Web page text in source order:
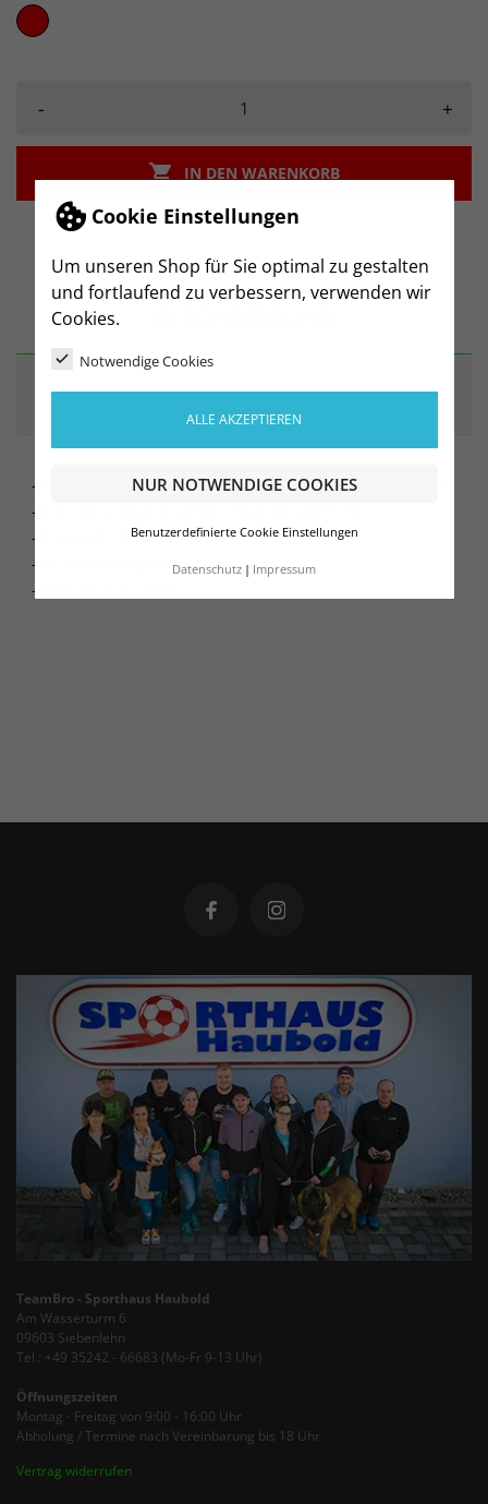
Cookie Einstellungen
Um unseren Shop für Sie optimal zu gestalten
und fortlaufend zu verbessern, verwenden wir
Cookies.
Notwendige Cookies
ALLE AKZEPTIEREN
NUR NOTWENDIGE COOKIES
Benutzerdefinierte Cookie Einstellungen
Datenschutz Impressum
rot
- +
 IN DEN WARENKORB
ARTIKELDETAILS
- Frottiertuch aus 94% Baumwolle, 6% Polyester (Bordüre)
- Mit bedruckbarer weißer Polyester-Bordüre
- Entspricht Ökotex Klasse I
- Qualität 400 g/qm
- Waschbar bis 60°C
TeamBro - Sporthaus Haubold
Am Wasserturm 6
09603 Siebenlehn
Tel.: +49 35242 - 66683 (Mo-Fr 9-13 Uhr)
Öffnungszeiten
Montag - Freitag von 9:00 - 16:00 Uhr
Abholung / Termine nach Vereinbarung bis 18 Uhr
Vertrag widerrufen